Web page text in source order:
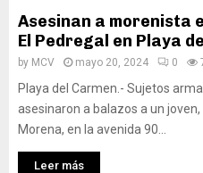
Asesinan a morenista
El Pedregal en Playa
by MCV mayo 20, 2024 0
Playa del Carmen.- Sujetos
asesinaron a balazos a un
Morena, en la avenida 90...
Leer más